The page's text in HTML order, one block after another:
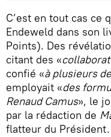
C’est en tout cas ce
Endeweld dans son
Points). Des
citant des «
confié «à plusieurs
employait «des
Renaud Camus», le
par la rédaction de
flatteur du Président.